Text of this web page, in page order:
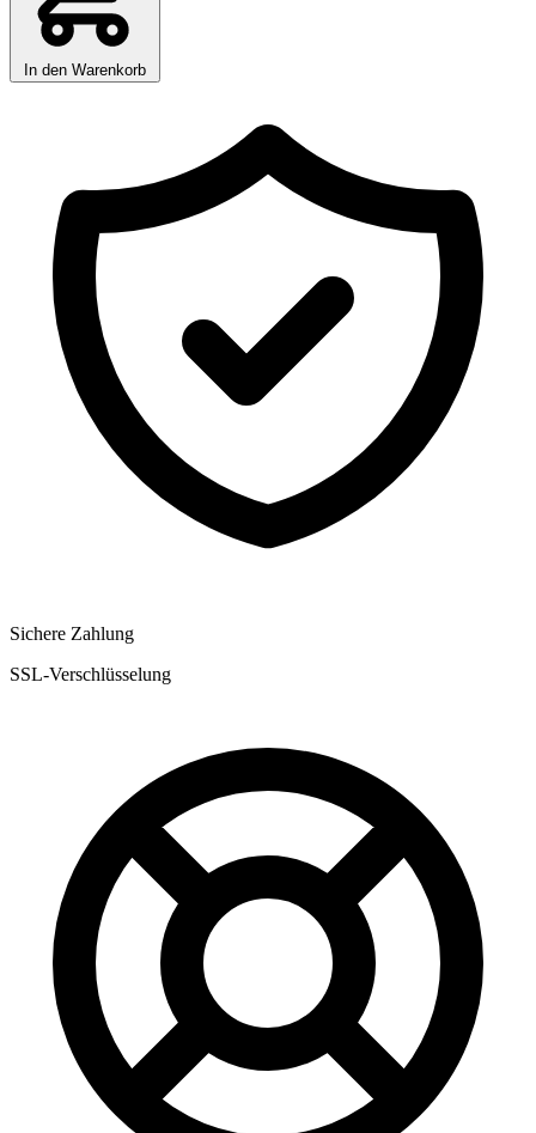
In den Warenkorb
Sichere Zahlung
SSL-Verschlüsselung